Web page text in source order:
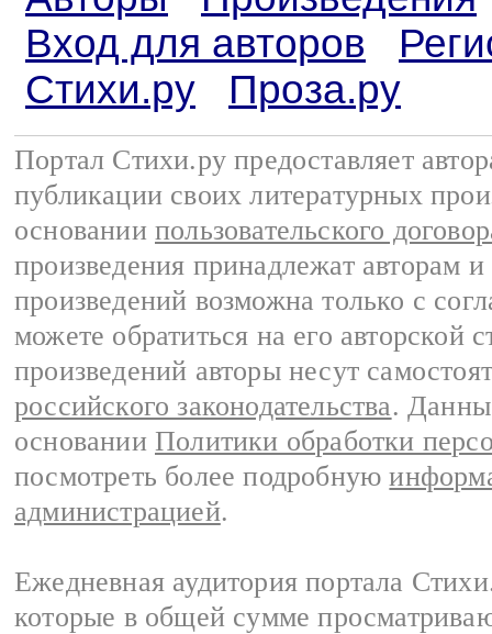
Вход для авторов
Стихи.ру
Проза.ру
Портал Стихи.ру предоставляет
публикации своих литературных
основании пользовательского
произведения принадлежат авторам
произведений возможна только с
можете обратиться на его авторской
произведений авторы несут
российского законодательства.
основании Политики обработки
посмотреть более подробную
администрацией.
Ежедневная аудитория портала
которые в общей сумме